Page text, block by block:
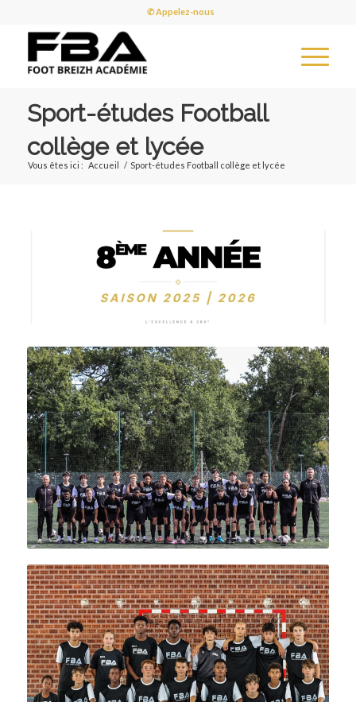
✆ Appelez-nous
Sport-études Football
collège et lycée
Vous êtes ici : Accueil / Sport-études Football collège et lycée